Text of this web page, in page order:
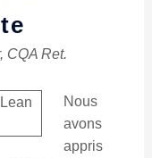
CQA Ret.
Nous
avons
appris